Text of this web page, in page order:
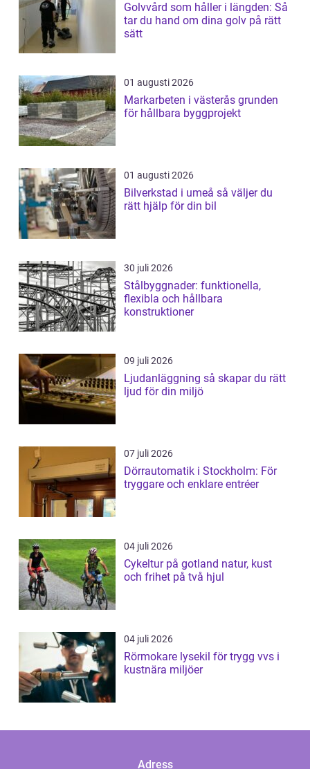
Golvvård som håller i längden: Så
tar du hand om dina golv på rätt
sätt
01 augusti 2026
Markarbeten i västerås grunden
för hållbara byggprojekt
01 augusti 2026
Bilverkstad i umeå så väljer du
rätt hjälp för din bil
30 juli 2026
Stålbyggnader: funktionella,
flexibla och hållbara
konstruktioner
09 juli 2026
Ljudanläggning så skapar du rätt
ljud för din miljö
07 juli 2026
Dörrautomatik i Stockholm: För
tryggare och enklare entréer
04 juli 2026
Cykeltur på gotland natur, kust
och frihet på två hjul
04 juli 2026
Rörmokare lysekil för trygg vvs i
kustnära miljöer
Adress